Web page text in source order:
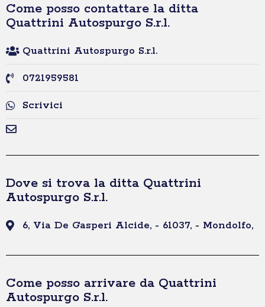
Come posso contattare la ditta
Quattrini Autospurgo S.r.l.
Quattrini Autospurgo S.r.l.
0721959581
Scrivici
Dove si trova la ditta Quattrini
Autospurgo S.r.l.
6, Via De Gasperi Alcide, - 61037, - Mondolfo,
Come posso arrivare da Quattrini
Autospurgo S.r.l.